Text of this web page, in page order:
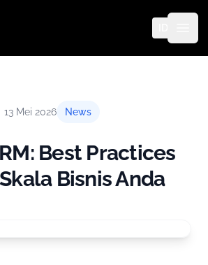
13 Mei 2026 News
Best Practices
Bisnis Anda